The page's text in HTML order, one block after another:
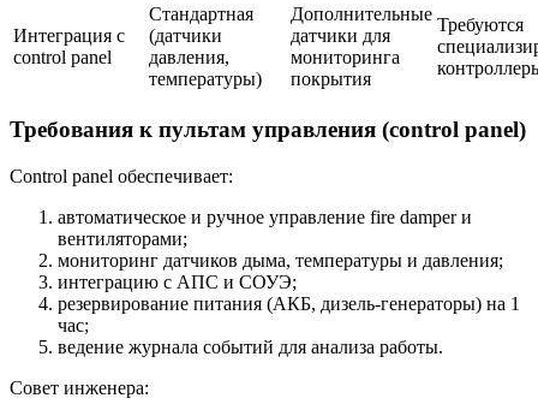
Интеграция с
control panel
Стандартная
(датчики
давления,
температуры)
Дополнительные
датчики для
мониторинга
покрытия
Требуются
Требования к пультам управления (control panel)
Control panel обеспечивает:
автоматическое и ручное управление fire damper и
вентиляторами;
мониторинг датчиков дыма, температуры и давления;
интеграцию с АПС и СОУЭ;
резервирование питания (АКБ, дизель-генераторы) на 1
час;
ведение журнала событий для анализа работы.
Совет инженера: